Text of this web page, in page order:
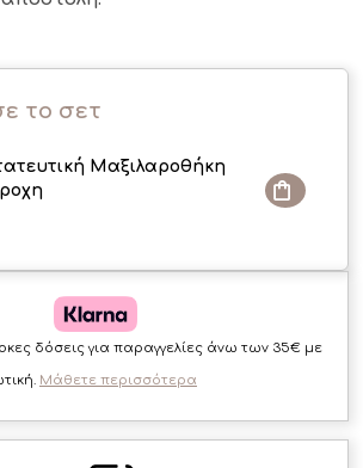
το σετ
Μαξιλαροθήκη
δόσεις για παραγγελίες άνω των 35€ με
Μάθετε περισσότερα